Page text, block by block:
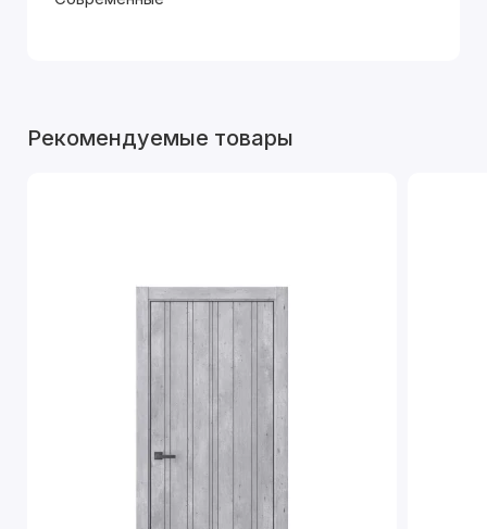
Рекомендуемые товары